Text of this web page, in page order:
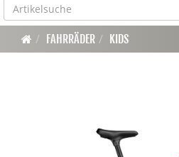
FAHRRÄDER KIDS